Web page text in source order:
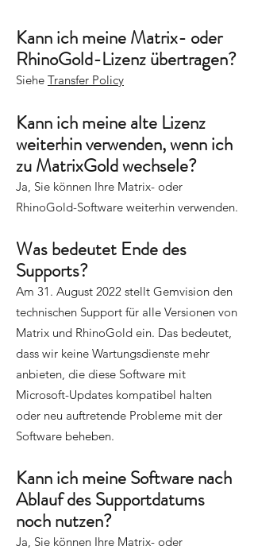
Kann ich meine Matrix- oder
RhinoGold-Lizenz übertragen?
Siehe Transfer Policy
Kann ich meine alte Lizenz
weiterhin verwenden, wenn ich
zu MatrixGold wechsele?
Ja, Sie können Ihre Matrix- oder
RhinoGold-Software weiterhin verwenden.
Was bedeutet Ende des
Supports?
Am 31. August 2022 stellt Gemvision den
technischen Support für alle Versionen von
Matrix und RhinoGold ein. Das bedeutet,
dass wir keine Wartungsdienste mehr
anbieten, die diese Software mit
Microsoft-Updates kompatibel halten
oder neu auftretende Probleme mit der
Software beheben.
Kann ich meine Software nach
Ablauf des Supportdatums
noch nutzen?
Ja, Sie können Ihre Matrix- oder